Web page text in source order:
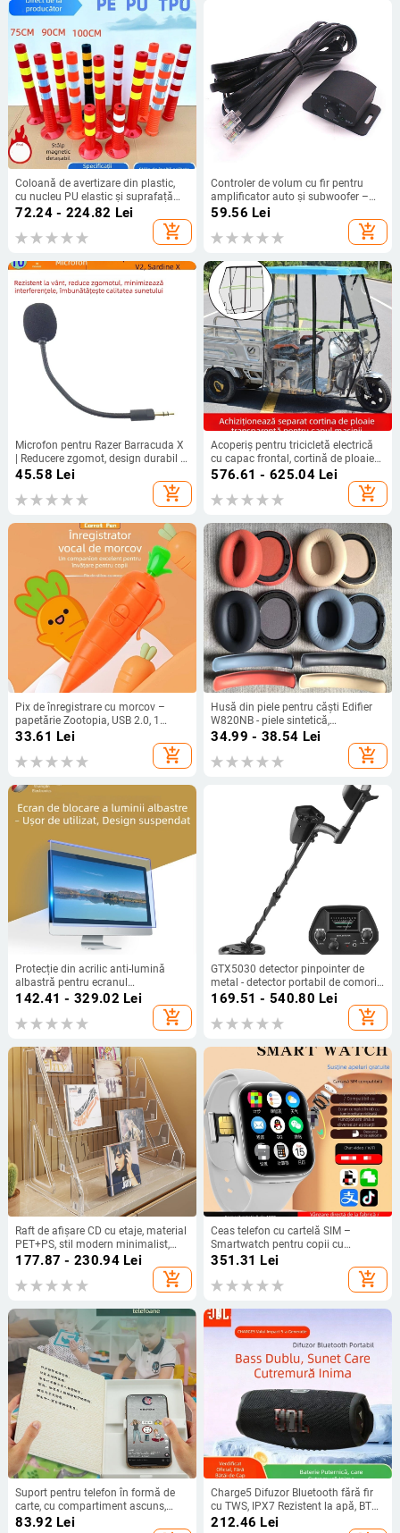
Coloană de avertizare din plastic,
cu nucleu PU elastic și suprafață
TPU reflectorizantă, stâlp rutier anti-
coliziune, înălțime 90–100 cm
72.24 - 224.82 Lei
add_shopping_cart
Controler de volum cu fir pentru
amplificator auto și subwoofer –
12V, carcasă din ABS ignifug,
exterior PVC, greutate 0.1, cod
produs 408
59.56 Lei
add_shopping_cart
Microfon pentru Razer Barracuda X
| Reducere zgomot, design durabil |
Compatibil cu Barracuda X; În stoc
45.58 Lei
add_shopping_cart
Acoperiș pentru tricicletă electrică
cu capac frontal, cortină de ploaie
separată și protecție complet
576.61 - 625.04Lei
add_shopping_cart
Pix de înregistrare cu morcov –
papetărie Zootopia, USB 2.0, 1
microfon, baterie AA, fără afișaj,
fără suport pentru card de memorie
33.61 Lei
add_shopping_cart
Husă din piele pentru căști Edifier
W820NB - piele sintetică,
personalizată după desene
34.99 - 38.54 Lei
add_shopping_cart
Protecție din acrilic anti-lumină
albastră pentru ecranul
calculatorului, suspendabil, fără
montaj, folie de protecție pentru
ochi
142.41 - 329.02 Lei
add_shopping_cart
GTX5030 detector pinpointer de
metal - detector portabil de comori,
cu alarmă sonoră, alimentare 2x9V,
169.51 - 540.80 Lei
add_shopping_cart
Raft de afișare CD cu etaje, material
PET+PS, stil modern minimalist,
brand Evesigar/isi home, model
multifuncțional
177.87 - 230.94Lei
add_shopping_cart
Ceas telefon cu cartelă SIM –
Smartwatch pentru copii cu
cameră, apeluri video și localizare,
351.31 Lei
add_shopping_cart
Suport pentru telefon în formă de
carte, cu compartiment ascuns,
deghizat în carte realistă, copertă
83.92 Lei
Charge5 Difuzor Bluetooth fără fir
cu TWS, IPX7 Rezistent la apă, BT
5.3, 10W, Baterie încorporată 1200–
212.46 Lei